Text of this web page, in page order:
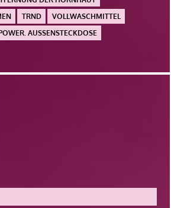
TRND
VOLLWASCHMITTEL
AUSSENSTECKDOSE